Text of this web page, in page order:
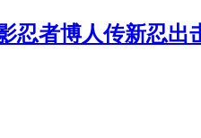
忍者博人传新忍出